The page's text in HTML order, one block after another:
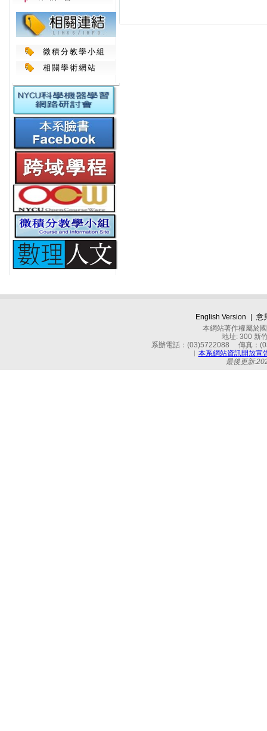
微積分教學小組
相關學術網站
English Version
意
本網站著作權屬於
地址: 300 新
系辦電話：(03)5722088 傳真：
︱ 本系網站資訊開放宣
最後更新